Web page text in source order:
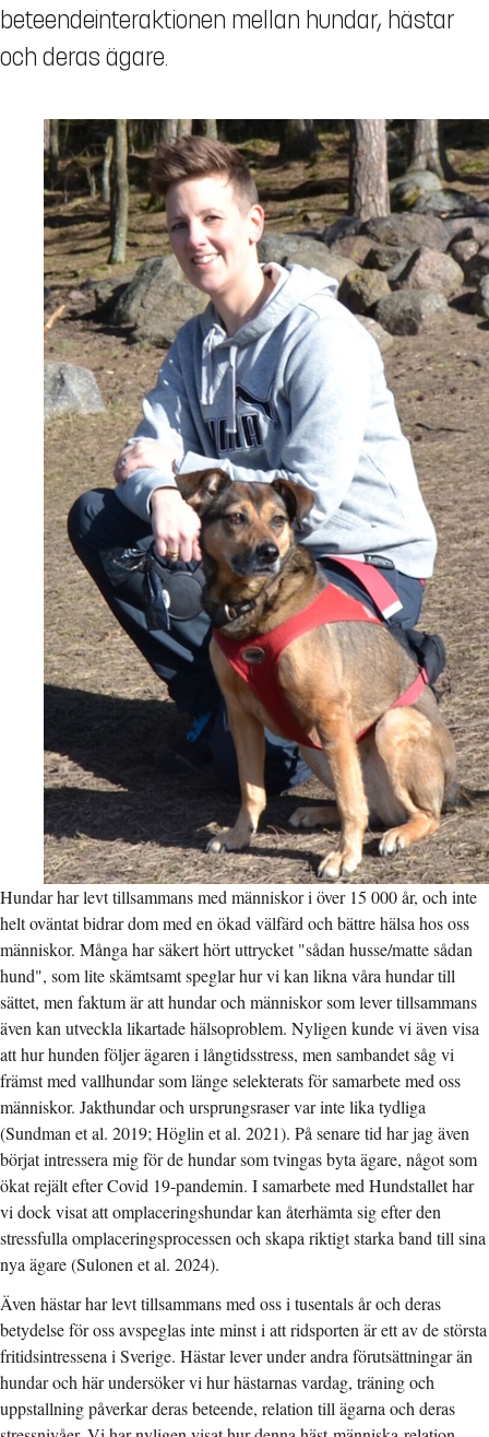
beteendeinteraktionen mellan hundar, hästar
och deras ägare.
Hundar har levt tillsammans med människor i över 15 000 år, och inte
helt oväntat bidrar dom med en ökad välfärd och bättre hälsa hos oss
människor. Många har säkert hört uttrycket "sådan husse/matte sådan
hund", som lite skämtsamt speglar hur vi kan likna våra hundar till
sättet, men faktum är att hundar och människor som lever tillsammans
även kan utveckla likartade hälsoproblem. Nyligen kunde vi även visa
att hur hunden följer ägaren i långtidsstress, men sambandet såg vi
främst med vallhundar som länge selekterats för samarbete med oss
människor. Jakthundar och ursprungsraser var inte lika tydliga
(Sundman et al. 2019; Höglin et al. 2021). På senare tid har jag även
börjat intressera mig för de hundar som tvingas byta ägare, något som
ökat rejält efter Covid 19-pandemin. I samarbete med Hundstallet har
vi dock visat att omplaceringshundar kan återhämta sig efter den
stressfulla omplaceringsprocessen och skapa riktigt starka band till sina
nya ägare (Sulonen et al. 2024).
Även hästar har levt tillsammans med oss i tusentals år och deras
betydelse för oss avspeglas inte minst i att ridsporten är ett av de största
fritidsintressena i Sverige. Hästar lever under andra förutsättningar än
hundar och här undersöker vi hur hästarnas vardag, träning och
uppstallning påverkar deras beteende, relation till ägarna och deras